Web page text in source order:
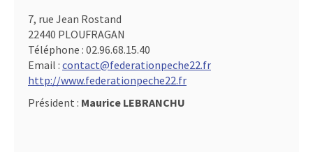
7, rue Jean Rostand
22440 PLOUFRAGAN
Téléphone : 02.96.68.15.40
Email : contact@federationpeche22.fr
http://www.federationpeche22.fr
Président : Maurice LEBRANCHU